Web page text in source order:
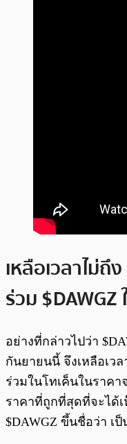
เหลือเวลาไม่ถึ
ร่วม $DAWGZ
อย่างที่กล่าวไปว่า
กันยายนนี้ จึงเหลือเว
ร่วมในโทเค็นในราคา
ราคาที่ถูกที่สุดที่จะได้
$DAWGZ ขึ้นชื่อว่า เป็